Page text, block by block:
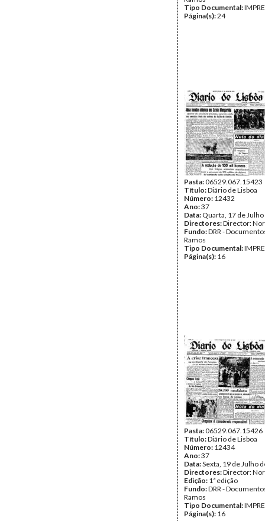
Tipo Documental:
Página(s):24
Pasta:06529.067.15423
Título:Diário de Lisboa
Número: 12432
Ano:37
Data: Quarta, 17 de
Directores:Director:
Fundo:DRR -
Ramos
Tipo Documental:
Página(s): 16
Pasta:06529.067.15426
Título:Diário de Lisboa
Número: 12434
Ano:37
Data:Sexta, 19 de Julho
Directores:Director:
Edição: 1ª edição
Fundo:DRR -
Ramos
Tipo Documental:
Página(s): 16